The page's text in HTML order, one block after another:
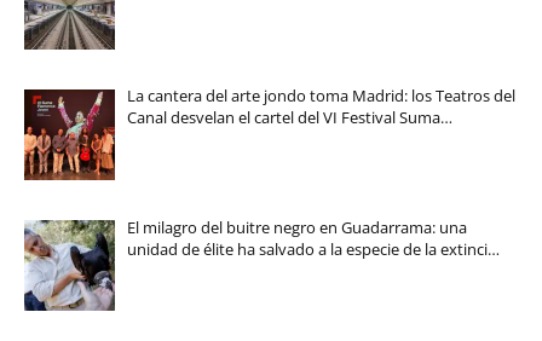
La cantera del arte jondo toma Madrid: los Teatros del
Canal desvelan el cartel del VI Festival Suma…
El milagro del buitre negro en Guadarrama: una
unidad de élite ha salvado a la especie de la extinci…